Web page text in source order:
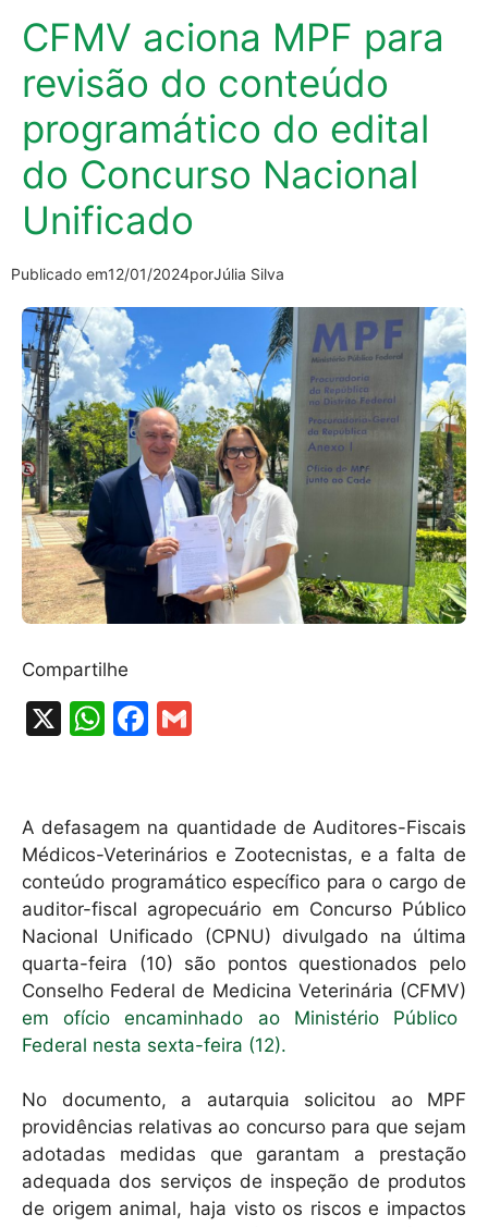
CFMV aciona MPF para
revisão do conteúdo
programático do edital
do Concurso Nacional
Unificado
Publicado em12/01/2024porJúlia Silva
Compartilhe
X
W
s
A
p
p
F
e
b
o
o
k
l
A defasagem na quantidade de Auditores-Fiscais
Médicos-Veterinários e Zootecnistas, e a falta de
conteúdo programático específico para o cargo de
auditor-fiscal agropecuário em Concurso Público
Nacional Unificado (CPNU) divulgado na última
quarta-feira (10) são pontos questionados pelo
Conselho Federal de Medicina Veterinária (CFMV)
em ofício encaminhado ao Ministério Público
Federal nesta sexta-feira (12).
No documento, a autarquia solicitou ao MPF
providências relativas ao concurso para que sejam
adotadas medidas que garantam a prestação
adequada dos serviços de inspeção de produtos
de origem animal, haja visto os riscos e impactos